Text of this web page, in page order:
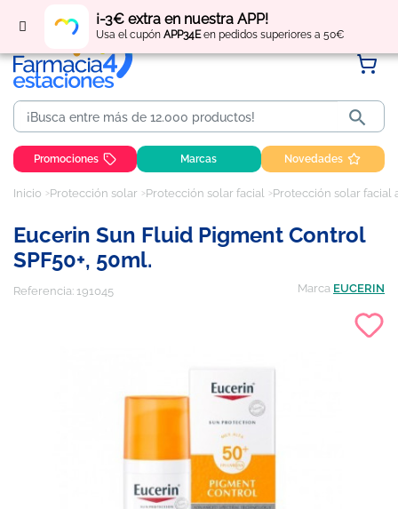
¡-3€ extra en nuestra APP!
Usa el cupón APP34Een pedidos superiores a 50€
Regístratey obtén puntos por tus compras

Promociones Marcas Novedades
Inicio Protección solar Protección solar facial Protección solar facial
Eucerin Sun Fluid Pigment Control
SPF50+, 50ml.
Referencia: 191045 Marca EUCERIN